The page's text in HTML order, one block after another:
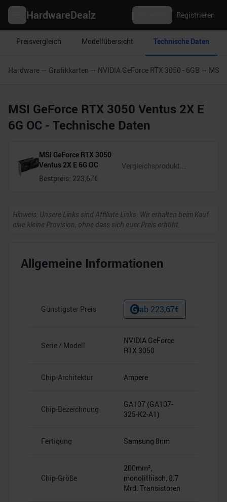
HardwareDealz Registrieren
Preisvergleich Modellübersicht Technische Daten
Hardware Grafikkarten NVIDIA GeForce RTX 3050 - 6GB MSI
MSI GeForce RTX 3050 Ventus 2X E
6G OC - Technische Daten
MSI GeForce RTX 3050
Ventus 2X E 6G OC
Bestpreis: 223,67€
Hinweis: Unsere Links sind Affiliate Links. Wir erhalten beim Kauf
eine kleine Provision, ohne dass sich euer Preis erhöht.
Allgemeine Informationen
Günstigster Preis ab 223,67€
Serie / Modell
NVIDIA GeForce
RTX 3050
Chip-Architektur Ampere
Chip-Bezeichnung
GA107 (GA107-
325-K2-A1)
Fertigung Samsung 8nm
Chip-Größe
200mm²,
monolithisch, 8.7
Mrd. Transistoren